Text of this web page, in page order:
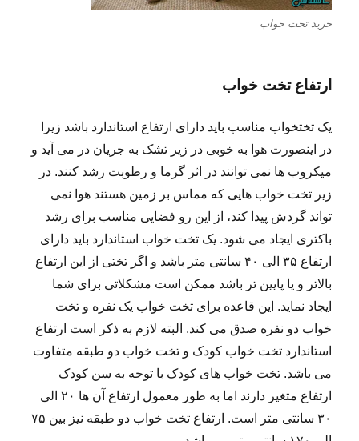
خرید تخت خواب
ارتفاع تخت خواب
یک تختخواب مناسب باید دارای ارتفاع استاندارد باشد زیرا
در اینصورت هوا به خوبی در زیر تشک به جریان در می آید و
میکروب ها نمی توانند در اثر گرما و رطوبت رشد کنند. در
زیر تخت خواب هایی که مماس بر زمین هستند هوا نمی
تواند گردش پیدا کند، از این رو فضایی مناسب برای رشد
باکتری ایجاد می شود. یک تخت خواب استاندارد باید دارای
ارتفاع ۳۵ الی ۴۰ سانتی متر باشد و اگر تختی از این ارتفاع
بالاتر و یا پایین تر باشد ممکن است مشکلاتی برای شما
ایجاد نماید. این قاعده برای تخت خواب یک نفره و تخت
خواب دو نفره صدق می کند. البته لازم به ذکر است ارتفاع
استاندارد تخت خواب کودک و تخت خواب دو طبقه متفاوت
می باشد. تخت خواب های کودک با توجه به سن کودک
ارتفاع متغیر دارند اما به طور معمول ارتفاع آن ها ۲۰ الی
۳۰ سانتی متر است. ارتفاع تخت خواب دو طبقه نیز بین ۷۵